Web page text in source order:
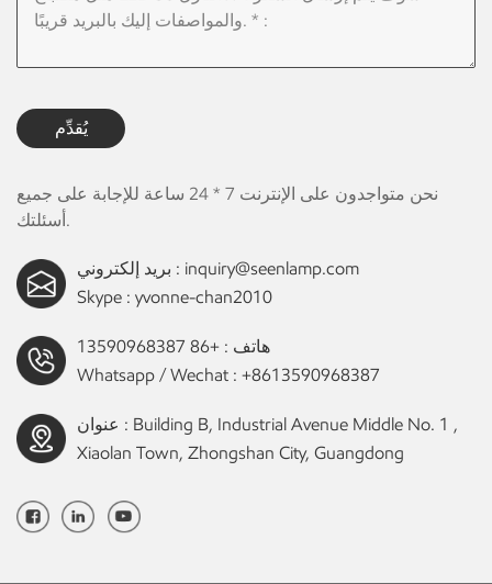
يُقدِّم
نحن متواجدون على الإنترنت 7 * 24 ساعة للإجابة على جميع
أسئلتك.
بريد إلكتروني : inquiry@seenlamp.com
Skype : yvonne-chan2010
هاتف :+86 13590968387
Whatsapp / Wechat : +8613590968387
عنوان : Building B, Industrial Avenue Middle No. 1 ,
Xiaolan Town, Zhongshan City, Guangdong